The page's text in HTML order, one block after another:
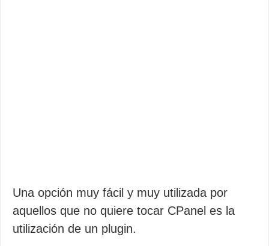
Una opción muy fácil y muy utilizada por
aquellos que no quiere tocar CPanel es la
utilización de un plugin.